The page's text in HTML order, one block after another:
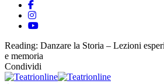
Reading: Danzare la Storia – Lezioni
e memoria
Condividi